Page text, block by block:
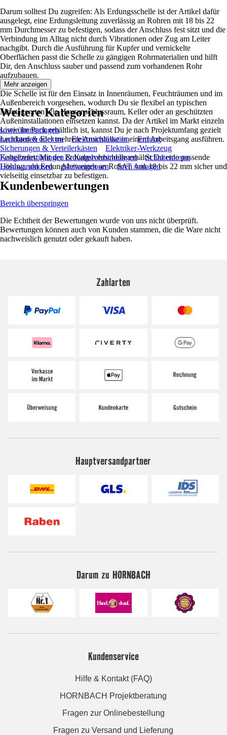
Darum solltest Du zugreifen: Als Erdungsschelle ist der Artikel dafür
ausgelegt, eine Erdungsleitung zuverlässig an Rohren mit 18 bis 22
mm Durchmesser zu befestigen, sodass der Anschluss fest sitzt und die
Verbindung im Alltag nicht durch Vibrationen oder Zug am Leiter
nachgibt. Durch die Ausführung für Kupfer und vernickelte
Oberflächen passt die Schelle zu gängigen Rohrmaterialien und hilft
Dir, den Anschluss sauber und passend zum vorhandenen Rohr
aufzubauen.
Die Schelle ist für den Einsatz in Innenräumen, Feuchträumen und im
Außenbereich vorgesehen, wodurch Du sie flexibel an typischen
Montageorten wie Hausanschlussraum, Keller oder an geschützten
Außeninstallationen einsetzen kannst. Da der Artikel im Markt einzeln
sowie im Pack erhältlich ist, kannst Du je nach Projektumfang gezielt
nachkaufen oder mehrere Anschlüsse in einem Arbeitsgang ausführen.
Festgezurrt: Mit der Erdungsrohrschelle erhältst Du eine passende
Lösung, um Erdungsleitungen an Rohren von 18 bis 22 mm sicher und
vielseitig einsetzbar zu befestigen.
Mehr anzeigen
Weitere Kategorien
Liste überspringen
Leuchten & Elektro
Elektroinstallation
Erdung
Sicherungen & Verteilerkästen
Elektriker-Werkzeug
Kabelbefestigungen & Kabelverbindungen
Schalterdosen
Hohlwanddosen
Abzweigdosen SAT Anlagen
Kundenbewertungen
Bereich überspringen
Die Echtheit der Bewertungen wurde von uns nicht überprüft.
Bewertungen können auch von Kunden stammen, die die Ware nicht
nachweislich genutzt oder gekauft haben.
Zahlarten
Hauptversandpartner
Darum zu HORNBACH
Kundenservice
Hilfe & Kontakt (FAQ)
HORNBACH Projektberatung
Fragen zur Onlinebestellung
Fragen zu Versand und Lieferung